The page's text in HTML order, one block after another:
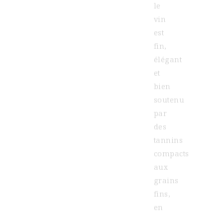
le
vin
est
fin,
élégant
et
bien
soutenu
par
des
tannins
compacts
aux
grains
fins,
en